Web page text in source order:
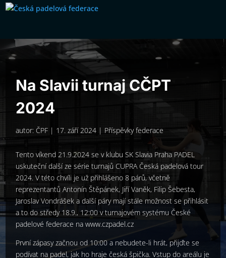
Na Slavii turnaj CČPT
2024
autor: ČPF | 17. září 2024 | Příspěvky federace
Tento víkend 21.9.2024 se v klubu SK Slavia Praha PADEL
uskuteční další ze série turnajů CUPRA Česká padelová tour
2024. V této chvíli je už přihlášeno 8 párů, včetně
reprezentantů Antonín Štěpánek, Jiří Vaněk, Filip Šebesta,
Jaroslav Vondrášek a další páry mají stále možnost se přihlásit
a to do středy 18.9., 12:00 v turnajovém systému České
padelové federace na www.czpadel.cz
První zápasy začnou od 10:00 a nebudete-li hrát, přijďte se
podívat na padel, jak ho hraje česká špička. Vstup do areálu je